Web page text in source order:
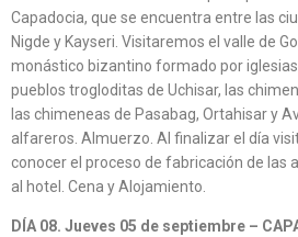
Capadocia, que se encuentra entre las
Nigde y Kayseri. Visitaremos el valle de
monástico bizantino formado por
pueblos trogloditas de Uchisar, las
las chimeneas de Pasabag, Ortahisar y
alfareros. Almuerzo. Al finalizar el día
conocer el proceso de fabricación de las
al hotel. Cena y Alojamiento.
DÍA 08. Jueves 05 de septiembre –